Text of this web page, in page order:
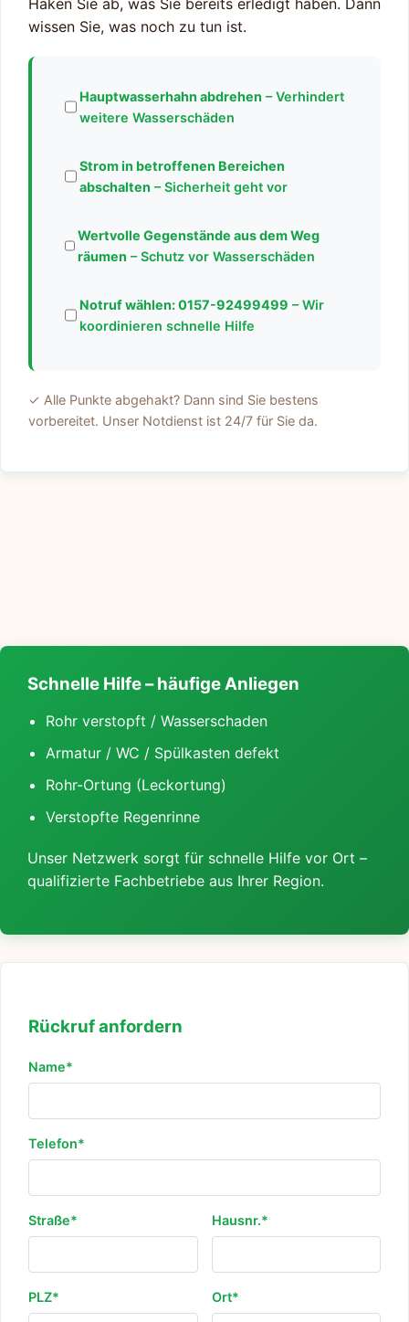
wissen Sie, was noch zu tun ist.
Hauptwasserhahn abdrehen – Verhindert
weitere Wasserschäden
Strom in betroffenen Bereichen
abschalten – Sicherheit geht vor
Wertvolle Gegenstände aus dem Weg
räumen – Schutz vor Wasserschäden
Notruf wählen:0157-92499499 – Wir
koordinieren schnelle Hilfe
✓ Alle Punkte abgehakt? Dann sind Sie bestens
vorbereitet. Unser Notdienst ist 24/7 für Sie da.
Schnelle Hilfe – häufige Anliegen
Rohr verstopft / Wasserschaden
Armatur / WC / Spülkasten defekt
Rohr-Ortung (Leckortung)
Verstopfte Regenrinne
Unser Netzwerk sorgt für schnelle Hilfe vor Ort –
qualifizierte Fachbetriebe aus Ihrer Region.
Rückruf anfordern
Name*
Telefon*
Straße* Hausnr.*
PLZ* Ort*